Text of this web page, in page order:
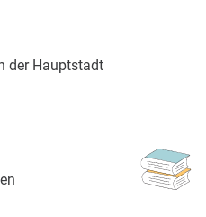
der Hauptstadt